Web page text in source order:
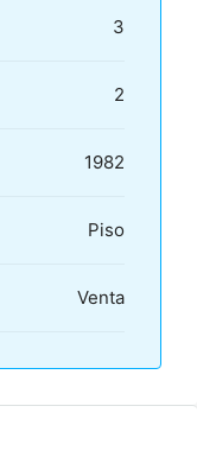
3
2
1982
Piso
Venta